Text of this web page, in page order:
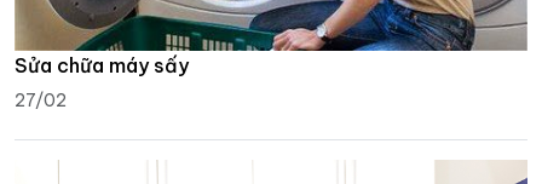
Sửa chữa máy sấy
27/02